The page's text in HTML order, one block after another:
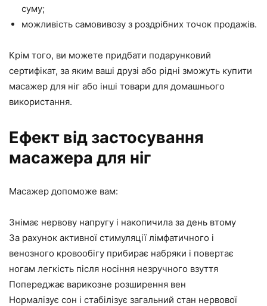
суму;
можливість самовивозу з роздрібних точок продажів.
Крім того, ви можете придбати подарунковий
сертифікат, за яким ваші друзі або рідні зможуть купити
масажер для ніг або інші товари для домашнього
використання.
Ефект від застосування
масажера для ніг
Масажер допоможе вам:
Знімає нервову напругу і накопичила за день втому
За рахунок активної стимуляції лімфатичного і
венозного кровообігу прибирає набряки і повертає
ногам легкість після носіння незручного взуття
Попереджає варикозне розширення вен
Нормалізує сон і стабілізує загальний стан нервової